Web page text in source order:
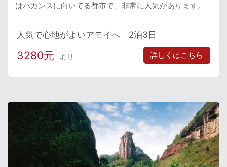
はバカンスに向いてる都市で、非常に人気があります。
人気で心地がよいアモイへ 2泊3日
3280元 より 詳しくはこちら